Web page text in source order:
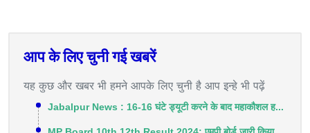
आप के लिए चुनी गई खबरें
यह कुछ और खबर भी हमने आपके लिए चुनी है आप इन्हे भी पढ़ें
Jabalpur News : 16-16 घंटे ड्यूटी करने के बाद महाकौशल ह...